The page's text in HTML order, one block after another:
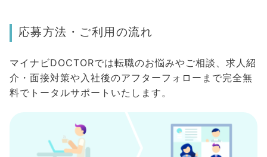
応募方法・ご利用の流れ
マイナビDOCTORでは転職のお悩みやご相談、求人紹
介・面接対策や入社後のアフターフォローまで完全無
料でトータルサポートいたします。